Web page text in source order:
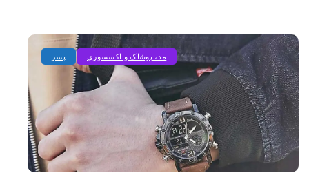
پسر مد، پوشاک و اکسسوری